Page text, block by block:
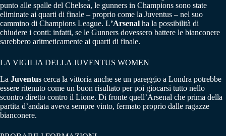
punto alle spalle del Chelsea, le gunners in Champions sono state
eliminate ai quarti di finale – proprio come la Juventus – nel suo
cammino di Champions League. L’Arsenal ha la possibilità di
chiudere i conti: infatti, se le Gunners dovessero battere le bianconere
sarebbero aritmeticamente ai quarti di finale.
LA VIGILIA DELLA JUVENTUS WOMEN
La Juventus cerca la vittoria anche se un pareggio a Londra potrebbe
essere ritenuto come un buon risultato per poi giocarsi tutto nello
scontro diretto contro il Lione. Di fronte quell’Arsenal che prima della
partita d’andata aveva sempre vinto, fermato proprio dalle ragazze
bianconere.